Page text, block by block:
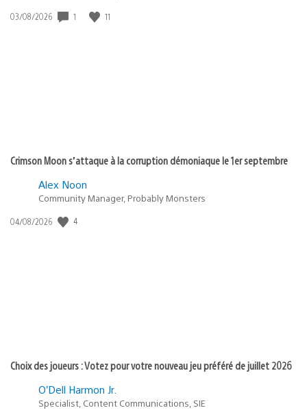
Date
03/08/2026 1 11
Crimson Moon s’attaque à la corruption démoniaque le 1er septembre
Alex Noon
Community Manager, Probably Monsters
Date
04/08/2026 4
Choix des joueurs : Votez pour votre nouveau jeu préféré de juillet 2026
O’Dell Harmon Jr.
Specialist, Content Communications, SIE